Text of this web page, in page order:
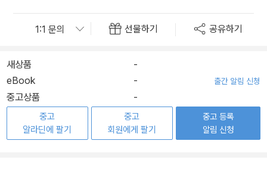
선물하기 공유하기
새상품
-
eBook
- 출간 알림 신청
중고상품 -
중고
알라딘에 팔기
중고
회원에게 팔기
중고 등록
알림 신청